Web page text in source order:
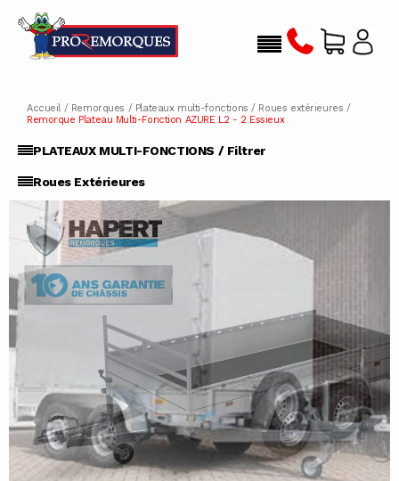
Accueil/ Remorques / Plateaux multi-fonctions / Roues extérieures /
Remorque Plateau Multi-Fonction AZURE L2 - 2 Essieux
PLATEAUX MULTI-FONCTIONS / Filtrer
Roues Extérieures